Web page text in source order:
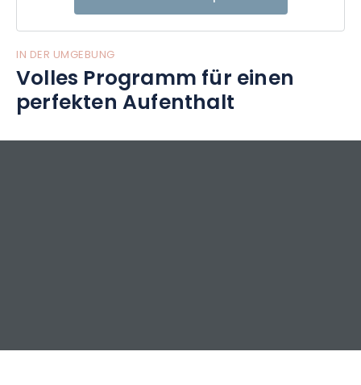
IN DER UMGEBUNG
Volles Programm für einen
perfekten Aufenthalt